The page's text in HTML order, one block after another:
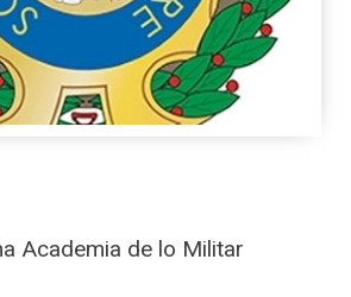
Academia de lo Militar